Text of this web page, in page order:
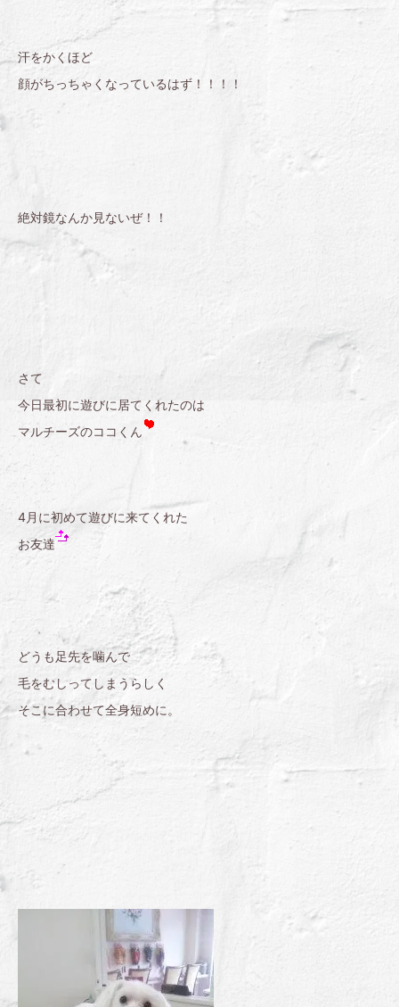
汗をかくほど
顔がちっちゃくなっているはず！！！！
絶対鏡なんか見ないぜ！！
さて
今日最初に遊びに居てくれたのは
マルチーズのココくん
4月に初めて遊びに来てくれた
お友達
どうも足先を噛んで
毛をむしってしまうらしく
そこに合わせて全身短めに。